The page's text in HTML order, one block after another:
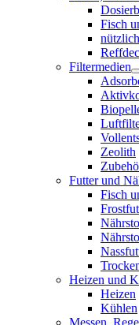
Fisch
Filtermedien
Zeolith
Futter und
Fisch
Heizen und
Heizen
Kühlen
Messen,